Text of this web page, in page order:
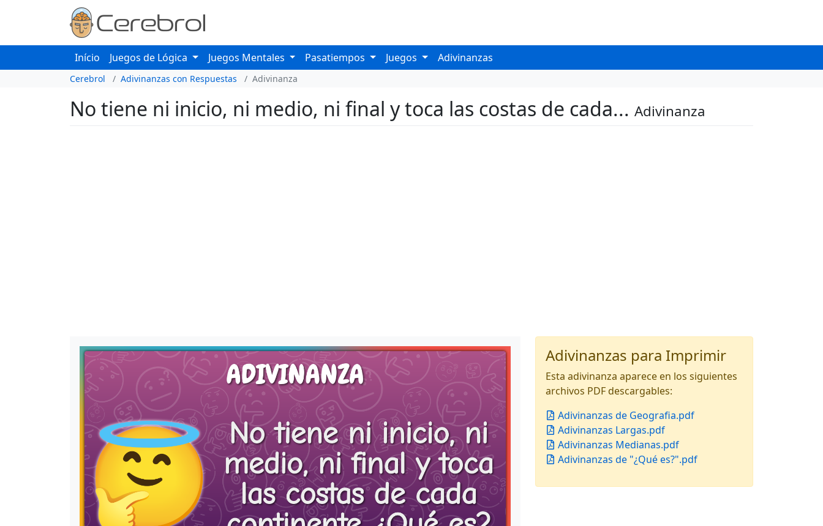
Início Juegos de Lógica Juegos Mentales Pasatiempos Juegos Adivinanzas
Cerebrol Adivinanzas con Respuestas Adivinanza
No tiene ni inicio, ni medio, ni final y toca las costas de cada... Adivinanza
Adivinanzas para Imprimir
Esta adivinanza aparece en los siguientes
archivos PDF descargables:
Adivinanzas de Geografia.pdf
Adivinanzas Largas.pdf
Adivinanzas Medianas.pdf
Adivinanzas de "¿Qué es?".pdf